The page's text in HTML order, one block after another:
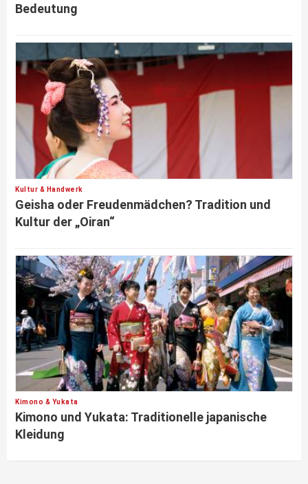
Bedeutung
Kultur & Handwerk
Geisha oder Freudenmädchen? Tradition und
Kultur der „Oiran“
Kimono & Yukata
Kimono und Yukata: Traditionelle japanische
Kleidung